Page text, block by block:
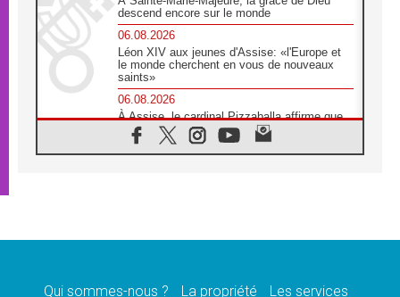
descend encore sur le monde
06.08.2026
Léon XIV aux jeunes d'Assise: «l'Europe et
le monde cherchent en vous de nouveaux
saints»
06.08.2026
À Assise, le cardinal Pizzaballa affirme que
«les chrétiens veulent la paix»
06.08.2026
message de paix et de dignité humaine»
Qui sommes-nous ? La propriété Les services